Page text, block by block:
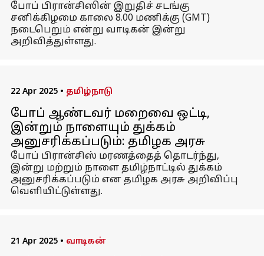
போப் பிரான்சிஸின் இறுதிச் சடங்கு
சனிக்கிழமை காலை 8.00 மணிக்கு (GMT)
நடைபெறும் என்று வாடிகன் இன்று
அறிவித்துள்ளது.
22 Apr 2025 • தமிழ்நாடு
போப் ஆண்டவர் மறைவை ஒட்டி,
இன்றும் நாளையும் துக்கம்
அனுசரிக்கப்படும்: தமிழக அரசு
போப் பிரான்சிஸ் மரணத்தைத் தொடர்ந்து,
இன்று மற்றும் நாளை தமிழ்நாட்டில் துக்கம்
அனுசரிக்கப்படும் என தமிழக அரசு அறிவிப்பு
வெளியிட்டுள்ளது.
21 Apr 2025 • வாடிகன்